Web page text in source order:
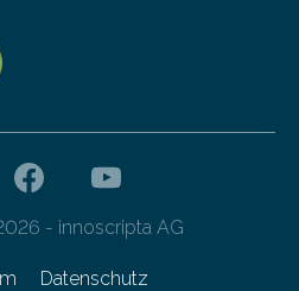
- innoscripta AG
Datenschutz